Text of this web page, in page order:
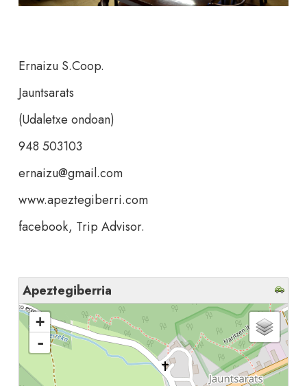
Ernaizu S.Coop.
Jauntsarats
(Udaletxe ondoan)
948 503103
ernaizu@gmail.com
www.apeztegiberri.com
facebook, Trip Advisor.
Apeztegiberria
cargando mapa - por favor, espere...
+
-